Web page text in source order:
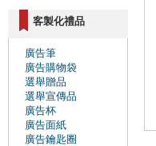
客製化禮品
廣告筆
廣告購物袋
選舉贈品
選舉宣傳品
廣告杯
廣告面紙
廣告鑰匙圈